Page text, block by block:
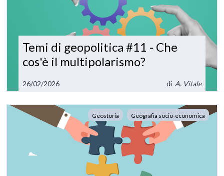
Temi di geopolitica #11 - Che
cos'è il multipolarismo?
26/02/2026 di A. Vitale
Geostoria Geografia socio-economica